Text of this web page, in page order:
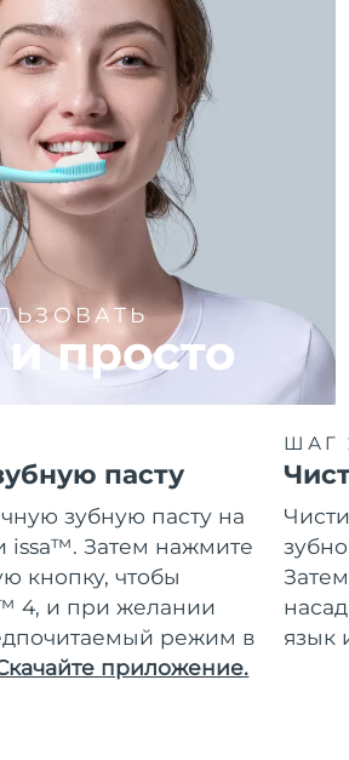
просто
пасту
зубную пасту на
issa™. Затем нажмите
кнопку, чтобы
4, и при желании
режим в
приложение.
ШАГ
язык